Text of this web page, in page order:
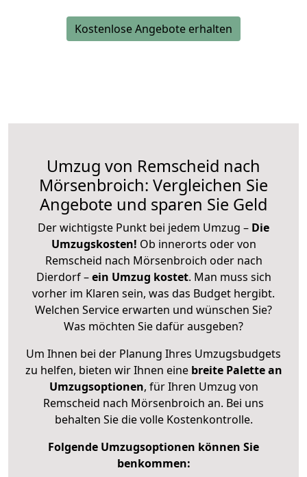
Kostenlose Angebote erhalten
Umzug von Remscheid nach
Mörsenbroich: Vergleichen Sie
Angebote und sparen Sie Geld
Der wichtigste Punkt bei jedem Umzug – Die
Umzugskosten! Ob innerorts oder von
Remscheid nach Mörsenbroich oder nach
Dierdorf –ein Umzug kostet. Man muss sich
vorher im Klaren sein, was das Budget hergibt.
Welchen Service erwarten und wünschen Sie?
Was möchten Sie dafür ausgeben?
Um Ihnen bei der Planung Ihres Umzugsbudgets
zu helfen, bieten wir Ihnen eine breite Palette an
Umzugsoptionen, für Ihren Umzug von
Remscheid nach Mörsenbroich an. Bei uns
behalten Sie die volle Kostenkontrolle.
Folgende Umzugsoptionen können Sie
benkommen: